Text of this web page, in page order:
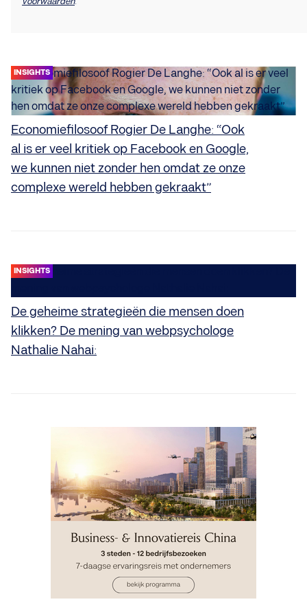
INSIGHTS
Economiefilosoof Rogier De Langhe: “Ook
al is er veel kritiek op Facebook en Google,
we kunnen niet zonder hen omdat ze onze
complexe wereld hebben gekraakt”
INSIGHTS
De geheime strategieën die mensen doen
klikken? De mening van webpsychologe
Nathalie Nahai: